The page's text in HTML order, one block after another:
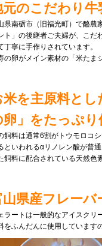
元のこだわり
県南砺市（旧福光町）で酪農
ト」の後継者ご夫婦が、こだ
丁寧に手作りされています。
の卵がメイン素材の「米たま
米を主原料と
卵」をたっぷ
飼料は通常6割がトウモロコ
といわれるαリノレン酸が普
飼料に配合されている天然色
山県産フレー
ラートは一般的なアイスクリ
をふんだんに使用しています